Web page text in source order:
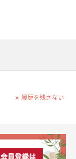
履歴を残さない